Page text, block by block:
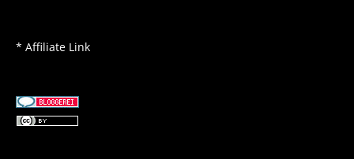
* Affiliate Link